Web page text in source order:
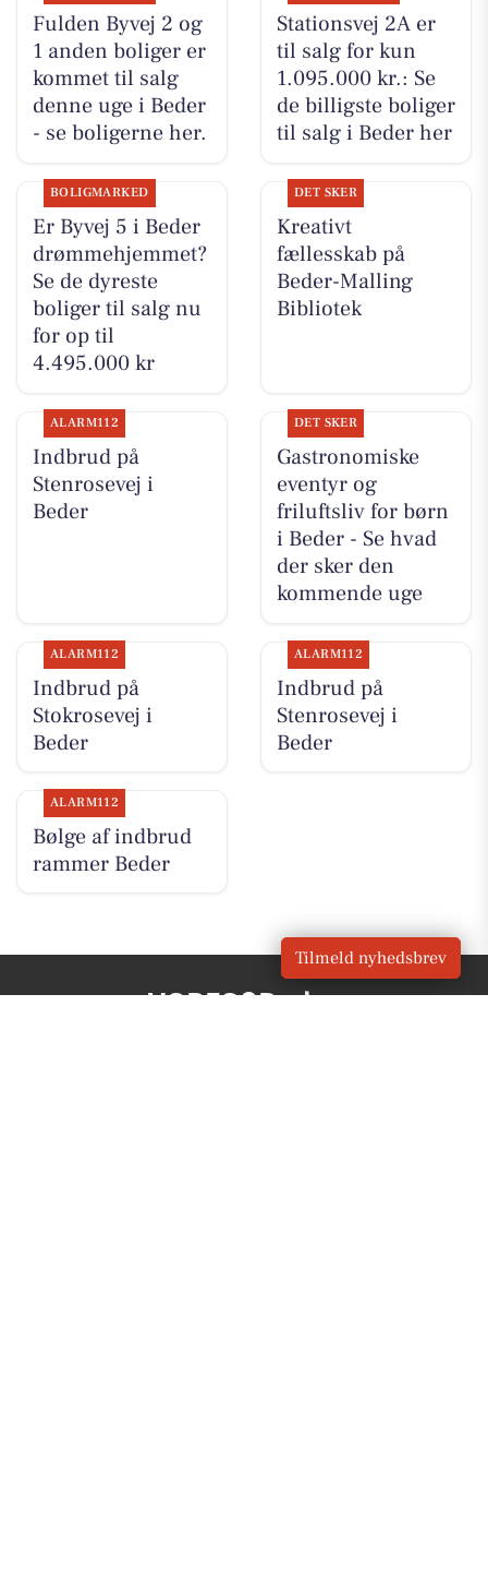
Fulden Byvej 2 og
1 anden boliger er
kommet til salg
denne uge i Beder
- se boligerne her.
Stationsvej 2A er
til salg for kun
1.095.000 kr.: Se
de billigste boliger
til salg i Beder her
BOLIGMARKED
Er Byvej 5 i Beder
drømmehjemmet?
Se de dyreste
boliger til salg nu
for op til
4.495.000 kr
DET SKER
Kreativt
fællesskab på
Beder-Malling
Bibliotek
ALARM112
Indbrud på
Stenrosevej i
Beder
DET SKER
Gastronomiske
eventyr og
friluftsliv for børn
i Beder - Se hvad
der sker den
kommende uge
ALARM112
Indbrud på
Stokrosevej i
Beder
ALARM112
Indbrud på
Stenrosevej i
Beder
ALARM112
Bølge af indbrud
rammer Beder
VORES Beder
Tilmeld nyhedsbrev